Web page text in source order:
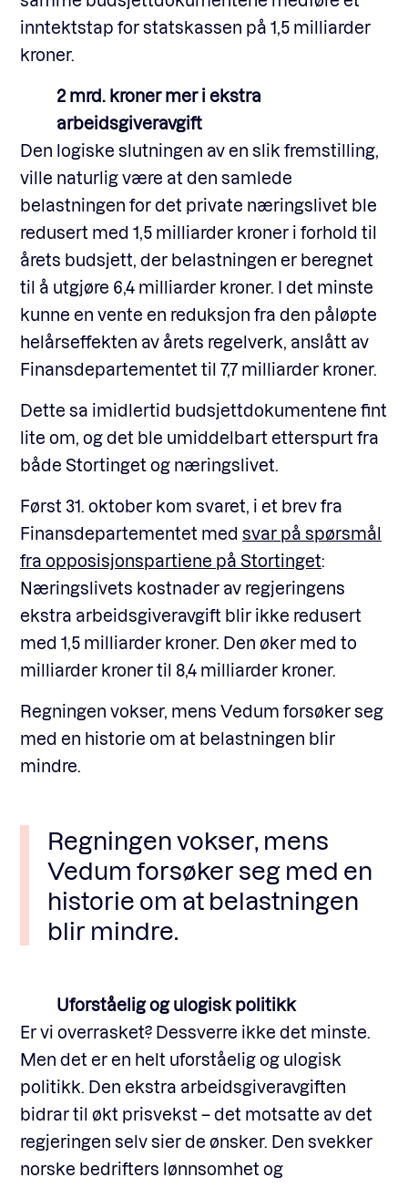
inntektstap for statskassen på 1,5 milliarder
kroner.
2 mrd. kroner mer i ekstra
arbeidsgiveravgift
Den logiske slutningen av en slik fremstilling,
ville naturlig være at den samlede
belastningen for det private næringslivet ble
redusert med 1,5 milliarder kroner i forhold til
årets budsjett, der belastningen er beregnet
til å utgjøre 6,4 milliarder kroner. I det minste
kunne en vente en reduksjon fra den påløpte
helårseffekten av årets regelverk, anslått av
Finansdepartementet til 7,7 milliarder kroner.
Dette sa imidlertid budsjettdokumentene fint
lite om, og det ble umiddelbart etterspurt fra
både Stortinget og næringslivet.
Først 31. oktober kom svaret, i et brev fra
Finansdepartementet med svar på spørsmål
fra opposisjonspartiene på Stortinget:
Næringslivets kostnader av regjeringens
ekstra arbeidsgiveravgift blir ikke redusert
med 1,5 milliarder kroner. Den øker med to
milliarder kroner til 8,4 milliarder kroner.
Regningen vokser, mens Vedum forsøker seg
med en historie om at belastningen blir
mindre.
Regningen vokser, mens
Vedum forsøker seg med en
historie om at belastningen
blir mindre.
Uforståelig og ulogisk politikk
Er vi overrasket? Dessverre ikke det minste.
Men det er en helt uforståelig og ulogisk
politikk. Den ekstra arbeidsgiveravgiften
bidrar til økt prisvekst – det motsatte av det
regjeringen selv sier de ønsker. Den svekker
norske bedrifters lønnsomhet og